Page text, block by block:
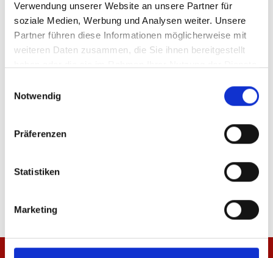
Verwendung unserer Website an unsere Partner für
soziale Medien, Werbung und Analysen weiter. Unsere
Partner führen diese Informationen möglicherweise mit
weiteren Daten zusammen, die Sie ihnen bereitgestellt
Notwendig
Präferenzen
Statistiken
Marketing
Produktdetails